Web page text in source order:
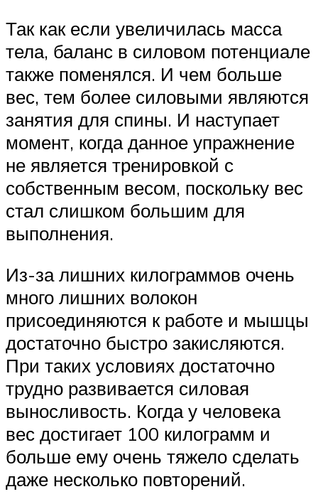
Так как если увеличилась масса
тела, баланс в силовом потенциале
также поменялся. И чем больше
вес, тем более силовыми являются
занятия для спины. И наступает
момент, когда данное упражнение
не является тренировкой с
собственным весом, поскольку вес
стал слишком большим для
выполнения.
Из-за лишних килограммов очень
много лишних волокон
присоединяются к работе и мышцы
достаточно быстро закисляются.
При таких условиях достаточно
трудно развивается силовая
выносливость. Когда у человека
вес достигает 100 килограмм и
больше ему очень тяжело сделать
даже несколько повторений.